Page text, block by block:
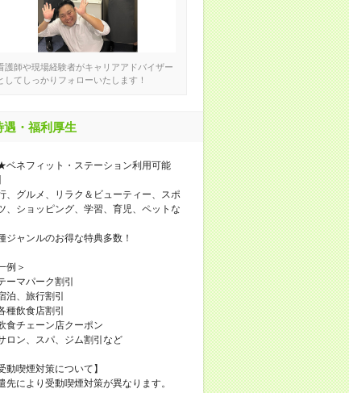
護師や現場経験者がキャリアアドバイザー
してしっかりフォローいたします！
遇・福利厚生
★ベネフィット・ステーション利用可能
、グルメ、リラク＆ビューティー、スポ
、ショッピング、学習、育児、ペットな
ジャンルのお得な特典多数！
例＞
ーマパーク割引
泊、旅行割引
種飲食店割引
食チェーン店クーポン
ロン、スパ、ジム割引など
動喫煙対策について】
先により受動喫煙対策が異なります。